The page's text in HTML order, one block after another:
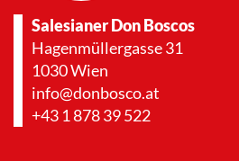
Salesianer Don Boscos
Hagenmüllergasse 31
1030 Wien
info@donbosco.at
+43 1 878 39 522